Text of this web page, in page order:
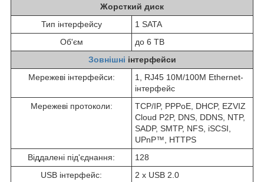
Жорсткий диск
Тип інтерфейсу
1 SATA
Об'єм
до 6 TB
Зовнішні інтерфейси
Мережеві інтерфейси:
1, RJ45 10M/100M Ethernet-
інтерфейс
Мережеві протоколи:
TCP/IP, PPPoE, DHCP, EZVIZ
Cloud P2P, DNS, DDNS, NTP,
SADP, SMTP, NFS, iSCSI,
UPnP™, HTTPS
Віддалені під'єднання:
128
USB інтерфейс:
2 х USB 2.0